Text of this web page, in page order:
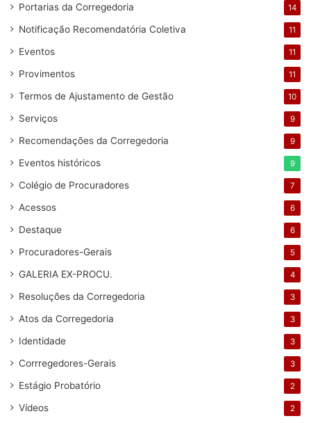
Portarias da Corregedoria 14
Notificação Recomendatória Coletiva 11
Eventos 11
Provimentos 11
Termos de Ajustamento de Gestão 10
Serviços 9
Recomendações da Corregedoria 9
Eventos históricos 9
Colégio de Procuradores 7
Acessos 6
Destaque 6
Procuradores-Gerais 5
GALERIA EX-PROCU. 4
Resoluções da Corregedoria 3
Atos da Corregedoria 3
Identidade 3
Corrregedores-Gerais 3
Estágio Probatório 2
Vídeos 2